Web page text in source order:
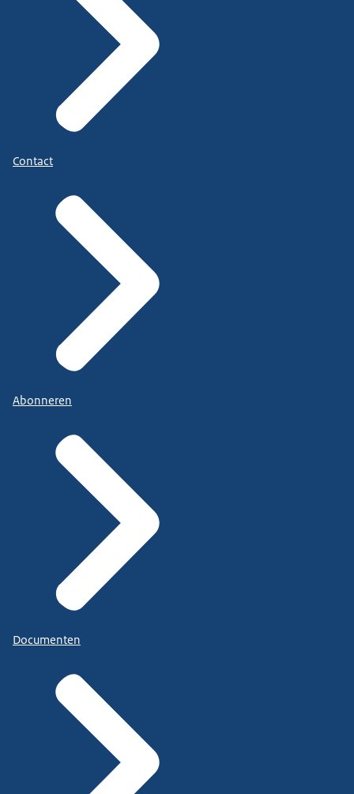
Contact
Abonneren
Documenten